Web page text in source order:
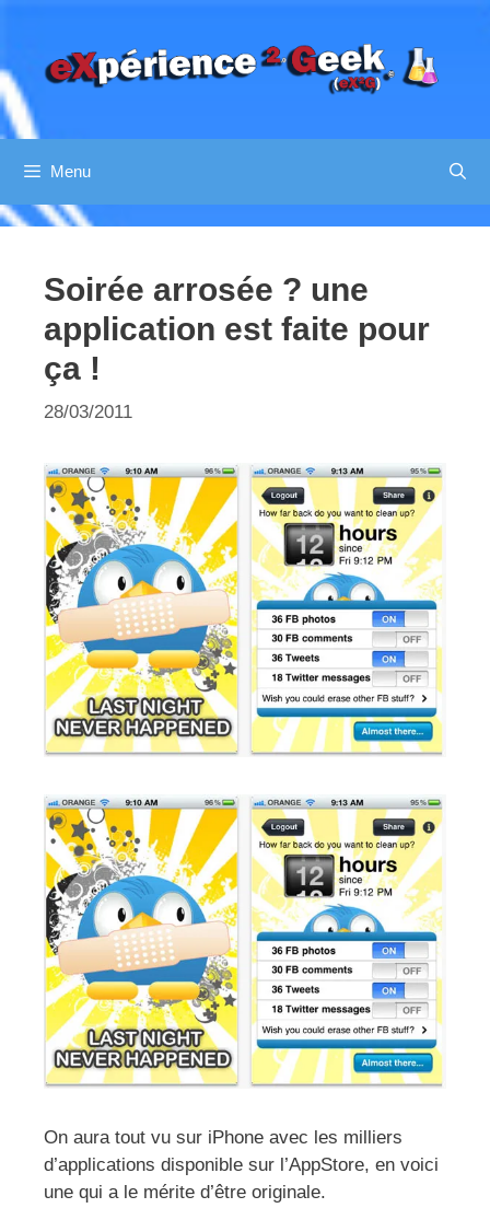
contenu
Menu
Soirée arrosée ? une
application est faite pour
ça !
28/03/2011
On aura tout vu sur iPhone avec les milliers
d’applications disponible sur l’AppStore, en voici
une qui a le mérite d’être originale.